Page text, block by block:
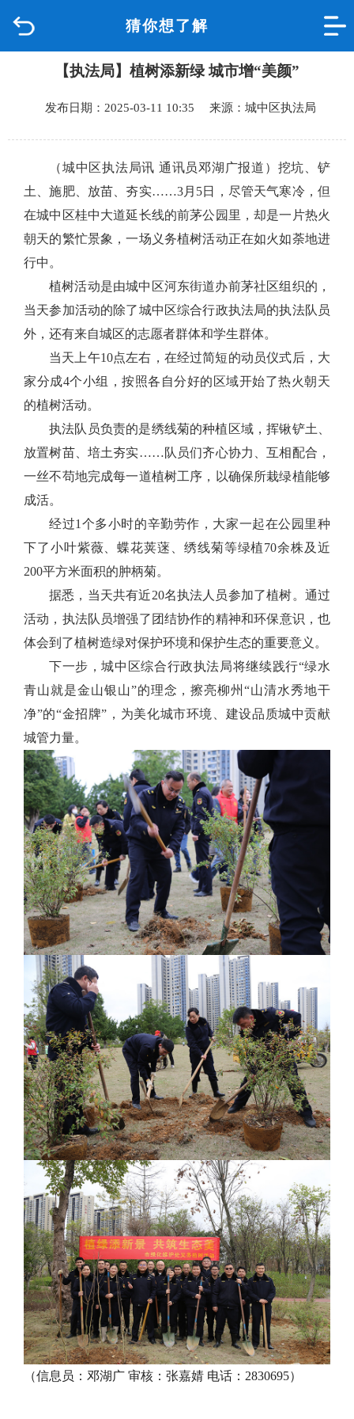
猜你想了解
新闻中心
政府信息公开
互动回应
数据专题
【执法局】植树添新绿 城市增“美颜”
发布日期：2025-03-11 10:35 来源：城中区执法局
（城中区执法局讯 通讯员邓湖广报道） 挖坑、铲
土、施肥、放苗、夯实……3月5日，尽管天气寒冷，但
在城中区桂中大道延长线的前茅公园里，却是一片热火
朝天的繁忙景象，一场义务植树活动正在如火如荼地进
行中。
植树活动是由城中区河东街道办前茅社区组织的，
当天参加活动的除了城中区综合行政执法局的执法队员
外，还有来自城区的志愿者群体和学生群体。
当天上午10点左右，在经过简短的动员仪式后，大
家分成4个小组，按照各自分好的区域开始了热火朝天
的植树活动。
执法队员负责的是绣线菊的种植区域，挥锹铲土、
放置树苗、培土夯实……队员们齐心协力、互相配合，
一丝不苟地完成每一道植树工序，以确保所栽绿植能够
成活。
经过1个多小时的辛勤劳作，大家一起在公园里种
下了小叶紫薇、蝶花荚蒾、绣线菊等绿植70余株及近
200平方米面积的肿柄菊。
据悉，当天共有近20名执法人员参加了植树。通过
活动，执法队员增强了团结协作的精神和环保意识，也
体会到了植树造绿对保护环境和保护生态的重要意义。
下一步，城中区综合行政执法局将继续践行“绿水
青山就是金山银山”的理念，擦亮柳州“山清水秀地干
净”的“金招牌”，为美化城市环境、建设品质城中贡献
城管力量。
（信息员：邓湖广 审核：张嘉婧 电话：2830695）